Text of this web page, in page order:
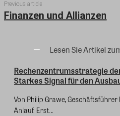
Previous article
Finanzen und Allianzen
Lesen Sie Artikel
Rechenzentrumsstrategie
Starkes Signal für den
Von Philip Grawe,
Anlauf. Erst...